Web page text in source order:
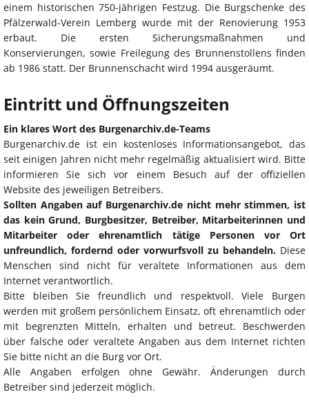
einem historischen 750-jährigen Festzug. Die Burgschenke des
Pfälzerwald-Verein Lemberg wurde mit der Renovierung 1953
erbaut. Die ersten Sicherungsmaßnahmen und
Konservierungen, sowie Freilegung des Brunnenstollens finden
ab 1986 statt. Der Brunnenschacht wird 1994 ausgeräumt.
Eintritt und Öffnungszeiten
Ein klares Wort des Burgenarchiv.de-Teams
Burgenarchiv.de ist ein kostenloses Informationsangebot, das
seit einigen Jahren nicht mehr regelmäßig aktualisiert wird. Bitte
informieren Sie sich vor einem Besuch auf der offiziellen
Website des jeweiligen Betreibers.
Sollten Angaben auf Burgenarchiv.de nicht mehr stimmen, ist
das kein Grund, Burgbesitzer, Betreiber, Mitarbeiterinnen und
Mitarbeiter oder ehrenamtlich tätige Personen vor Ort
unfreundlich, fordernd oder vorwurfsvoll zu behandeln. Diese
Menschen sind nicht für veraltete Informationen aus dem
Internet verantwortlich.
Bitte bleiben Sie freundlich und respektvoll. Viele Burgen
werden mit großem persönlichem Einsatz, oft ehrenamtlich oder
mit begrenzten Mitteln, erhalten und betreut. Beschwerden
über falsche oder veraltete Angaben aus dem Internet richten
Sie bitte nicht an die Burg vor Ort.
Alle Angaben erfolgen ohne Gewähr. Änderungen durch
Betreiber sind jederzeit möglich.